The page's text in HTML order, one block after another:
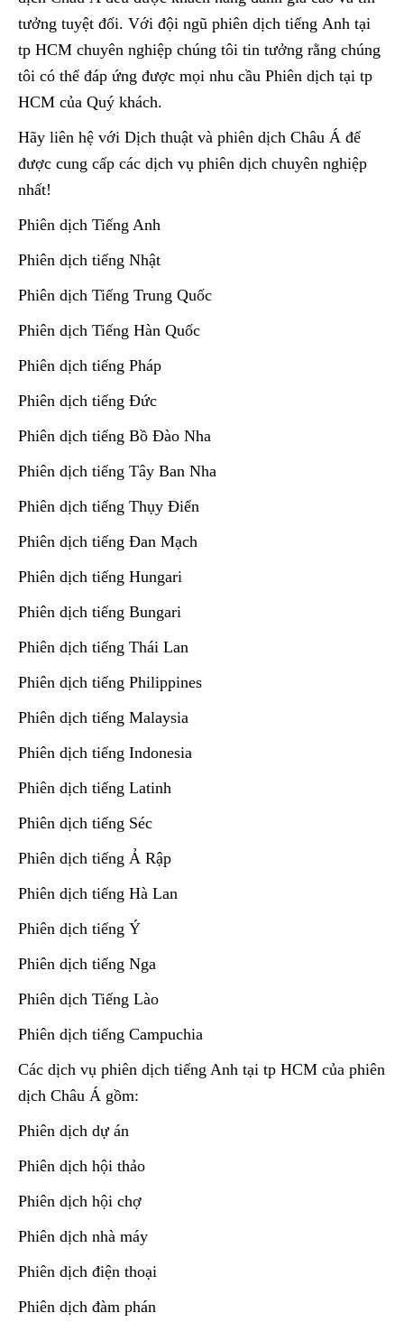
tưởng tuyệt đối. Với đội ngũ phiên dịch tiếng Anh tại
tp HCM chuyên nghiệp chúng tôi tin tưởng rằng chúng
tôi có thể đáp ứng được mọi nhu cầu Phiên dịch tại tp
HCM của Quý khách.
Hãy liên hệ với Dịch thuật và phiên dịch Châu Á để
được cung cấp các dịch vụ phiên dịch chuyên nghiệp
nhất!
Phiên dịch Tiếng Anh
Phiên dịch tiếng Nhật
Phiên dịch Tiếng Trung Quốc
Phiên dịch Tiếng Hàn Quốc
Phiên dịch tiếng Pháp
Phiên dịch tiếng Đức
Phiên dịch tiếng Bồ Đào Nha
Phiên dịch tiếng Tây Ban Nha
Phiên dịch tiếng Thụy Điển
Phiên dịch tiếng Đan Mạch
Phiên dịch tiếng Hungari
Phiên dịch tiếng Bungari
Phiên dịch tiếng Thái Lan
Phiên dịch tiếng Philippines
Phiên dịch tiếng Malaysia
Phiên dịch tiếng Indonesia
Phiên dịch tiếng Latinh
Phiên dịch tiếng Séc
Phiên dịch tiếng Ả Rập
Phiên dịch tiếng Hà Lan
Phiên dịch tiếng Ý
Phiên dịch tiếng Nga
Phiên dịch Tiếng Lào
Phiên dịch tiếng Campuchia
Các dịch vụ phiên dịch tiếng Anh tại tp HCM của phiên
dịch Châu Á gồm:
Phiên dịch dự án
Phiên dịch hội thảo
Phiên dịch hội chợ
Phiên dịch nhà máy
Phiên dịch điện thoại
Phiên dịch đàm phán